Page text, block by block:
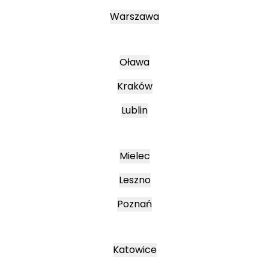
Warszawa
Oława
Kraków
Lublin
Mielec
Leszno
Poznań
Katowice